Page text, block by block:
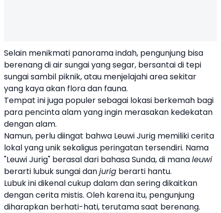
Selain menikmati panorama indah, pengunjung bisa
berenang di air sungai yang segar, bersantai di tepi
sungai sambil piknik, atau menjelajahi area sekitar
yang kaya akan flora dan fauna.
Tempat ini juga populer sebagai lokasi berkemah bagi
para pencinta alam yang ingin merasakan kedekatan
dengan alam.
Namun, perlu diingat bahwa Leuwi Jurig memiliki cerita
lokal yang unik sekaligus peringatan tersendiri. Nama
"Leuwi Jurig" berasal dari bahasa Sunda, di manaleuwi
berarti lubuk sungai danjurig berarti hantu.
Lubuk ini dikenal cukup dalam dan sering dikaitkan
dengan cerita mistis. Oleh karena itu, pengunjung
diharapkan berhati-hati, terutama saat berenang.